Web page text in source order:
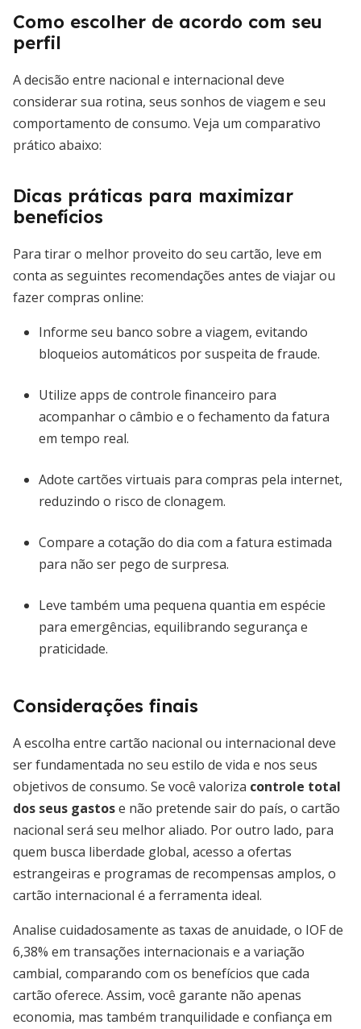
Como escolher de acordo com seu
perfil
A decisão entre nacional e internacional deve
considerar sua rotina, seus sonhos de viagem e seu
comportamento de consumo. Veja um comparativo
prático abaixo:
Dicas práticas para maximizar
benefícios
Para tirar o melhor proveito do seu cartão, leve em
conta as seguintes recomendações antes de viajar ou
fazer compras online:
Informe seu banco sobre a viagem, evitando
bloqueios automáticos por suspeita de fraude.
Utilize apps de controle financeiro para
acompanhar o câmbio e o fechamento da fatura
em tempo real.
Adote cartões virtuais para compras pela internet,
reduzindo o risco de clonagem.
Compare a cotação do dia com a fatura estimada
para não ser pego de surpresa.
Leve também uma pequena quantia em espécie
para emergências, equilibrando segurança e
praticidade.
Considerações finais
A escolha entre cartão nacional ou internacional deve
ser fundamentada no seu estilo de vida e nos seus
objetivos de consumo. Se você valoriza controle total
dos seus gastose não pretende sair do país, o cartão
nacional será seu melhor aliado. Por outro lado, para
quem busca liberdade global, acesso a ofertas
estrangeiras e programas de recompensas amplos, o
cartão internacional é a ferramenta ideal.
Analise cuidadosamente as taxas de anuidade, o IOF de
6,38% em transações internacionais e a variação
cambial, comparando com os benefícios que cada
cartão oferece. Assim, você garante não apenas
economia, mas também tranquilidade e confiança em